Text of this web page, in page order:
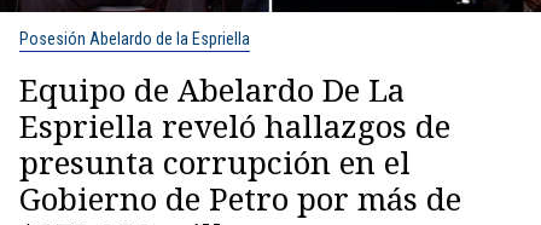
Posesión Abelardo de la Espriella
Equipo de Abelardo De La
Espriella reveló hallazgos de
presunta corrupción en el
Gobierno de Petro por más de